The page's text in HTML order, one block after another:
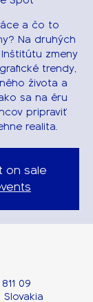
a čo to
Na druhých
zmeny
trendy,
života a
sa na éru
pripraviť
realita.
on sale
09